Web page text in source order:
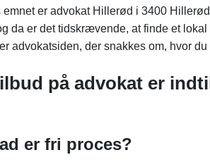
emnet er advokat Hillerød i 3400
da er det tidskrævende, at finde et
advokatsiden, der snakkes om, hvor
på advokat er
er fri proces?